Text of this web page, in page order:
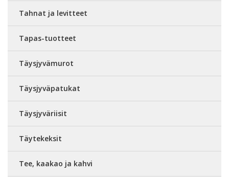
Tahnat ja levitteet
Tapas-tuotteet
Täysjyvämurot
Täysjyväpatukat
Täysjyväriisit
Täytekeksit
Tee, kaakao ja kahvi